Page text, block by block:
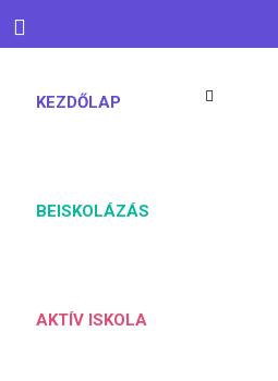
KEZDŐLAP
BEISKOLÁZÁS
AKTÍV ISKOLA